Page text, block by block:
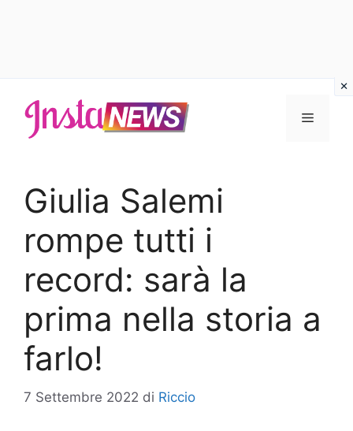
contenuto
Menu
Giulia Salemi
rompe tutti i
record: sarà la
prima nella storia a
farlo!
7 Settembre 2022 di Riccio